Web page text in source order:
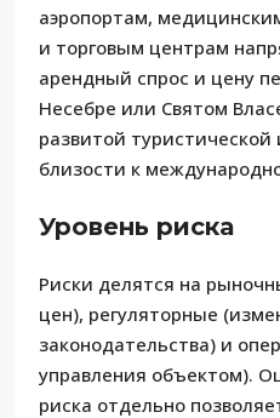
аэропортам,
и торговым центрам
арендный спрос и цену
Несебре или Святом
развитой
близости к
Уровень риска
Риски делятся на
цен), регуляторные
законодательства) и
управления объектом).
риска отдельно